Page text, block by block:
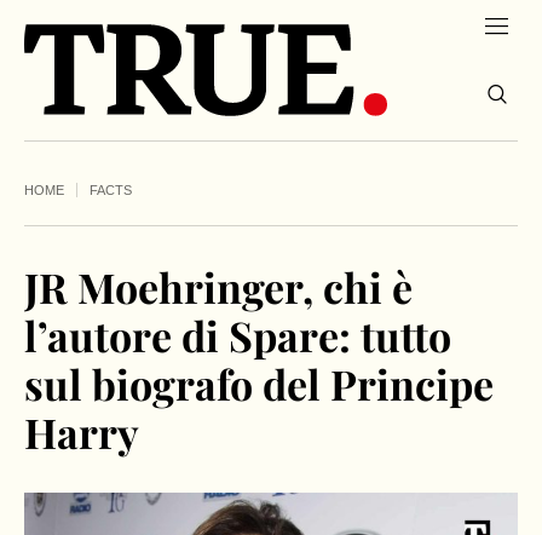
HOME FACTS
JR Moehringer, chi è
l’autore di Spare: tutto
sul biografo del Principe
Harry